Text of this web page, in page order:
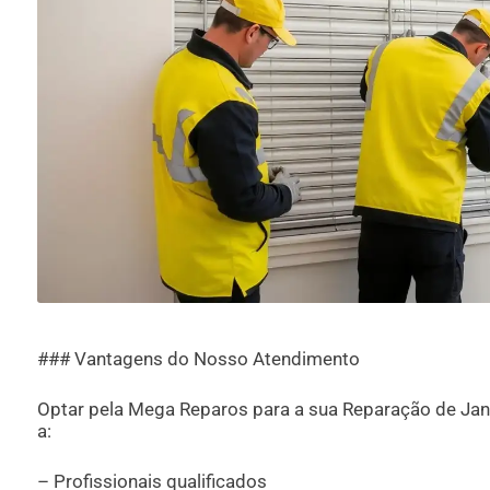
### Vantagens do Nosso Atendimento
Optar pela Mega Reparos para a sua Reparação de
a:
– Profissionais qualificados